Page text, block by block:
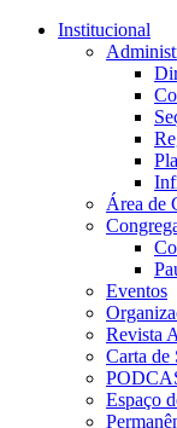
Conteúdo principal
Institucional
Área de
Eventos
Revista
Carta de
Espaço